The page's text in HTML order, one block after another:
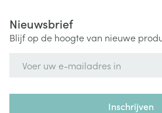
Nieuwsbrief
Blijf op de hoogte van nieuwe
Inschrijven